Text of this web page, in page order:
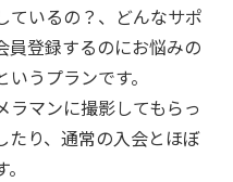
ているの？、どんなサポ
員登録するのにお悩みの
うプランです。
ラマンに撮影してもらっ
たり、通常の入会とほぼ